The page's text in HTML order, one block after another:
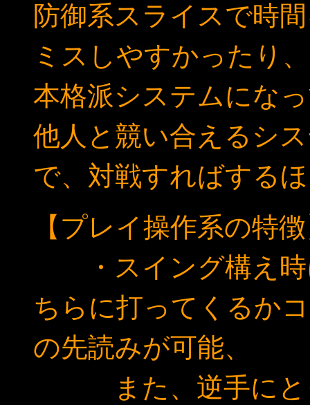
防御系スライスで時
ミスしやすかったり
本格派システムにな
他人と競い合えるシ
で、対戦すればする
【プレイ操作系の特
・スイング構え時
ちらに打ってくるか
の先読みが可能、
また、逆手にとっ